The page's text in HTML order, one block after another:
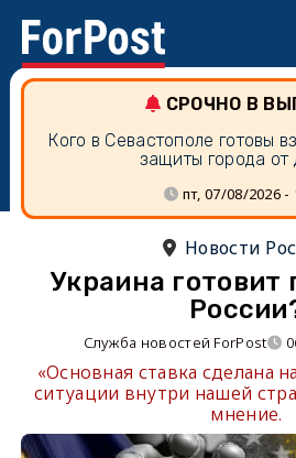
СРОЧНО В
Кого в Севастополе готовы
защиты города от
пт, 07/08/2026 -
Новости
Украина готовит
Служба новостей ForPost
«Основная ставка сделана
ситуации внутри нашей
мнение.